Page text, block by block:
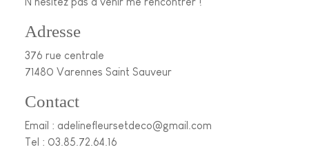
Adresse
376 rue centrale
71480 Varennes Saint Sauveur
Contact
Email : adelinefleursetdeco@gmail.com
Tel : 03.85.72.64.16